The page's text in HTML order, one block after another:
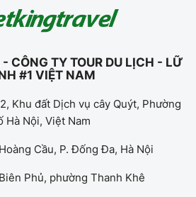
CÔNG TY TOUR DU LỊCH - LỮ
#1 VIỆT NAM
Khu đất Dịch vụ cây Quýt, Phường
Hà Nội, Việt Nam
Cầu, P. Đống Đa, Hà Nội
Phủ, phường Thanh Khê